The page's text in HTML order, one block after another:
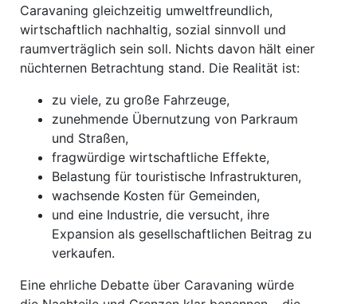
Caravaning gleichzeitig umweltfreundlich,
wirtschaftlich nachhaltig, sozial sinnvoll und
raumverträglich sein soll. Nichts davon hält einer
nüchternen Betrachtung stand. Die Realität ist:
zu viele, zu große Fahrzeuge,
zunehmende Übernutzung von Parkraum
und Straßen,
fragwürdige wirtschaftliche Effekte,
Belastung für touristische Infrastrukturen,
wachsende Kosten für Gemeinden,
und eine Industrie, die versucht, ihre
Expansion als gesellschaftlichen Beitrag zu
verkaufen.
Eine ehrliche Debatte über Caravaning würde